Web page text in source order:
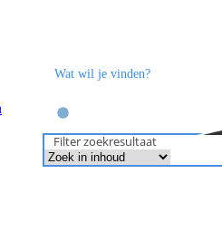
Filter zoekresultaat